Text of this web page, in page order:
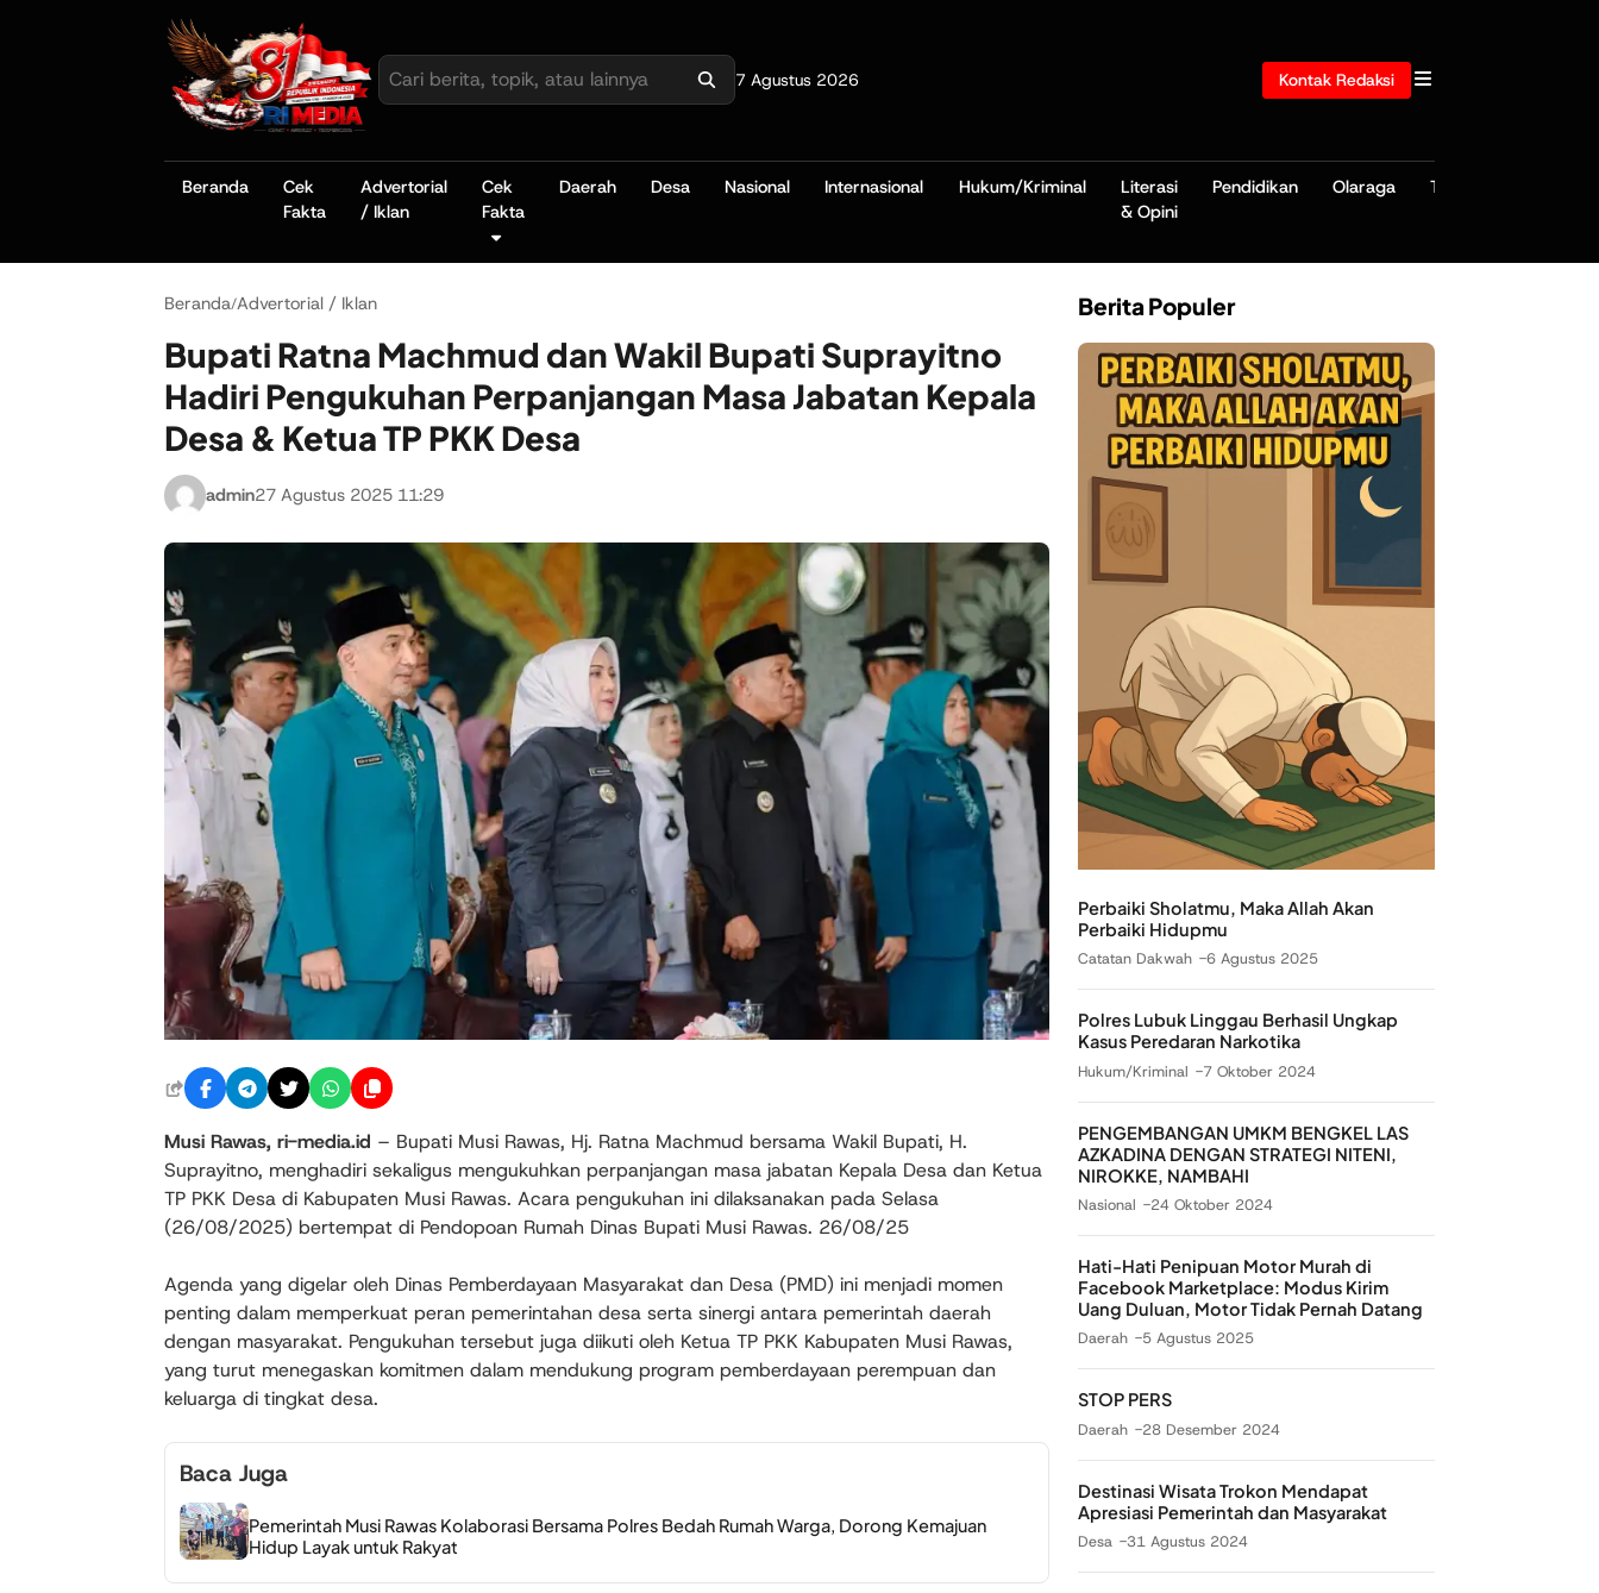
7 Agustus 2026 Kontak Redaksi
Beranda
Cek
Fakta
Advertorial
/ Iklan
Cek
Fakta
Daerah Desa Nasional Internasional Hukum/Kriminal
Literasi
& Opini
Pendidikan Olaraga TNI/POLRI
Beranda/Advertorial / Iklan
Bupati Ratna Machmud dan Wakil Bupati Suprayitno
Hadiri Pengukuhan Perpanjangan Masa Jabatan Kepala
Desa & Ketua TP PKK Desa
admin27 Agustus 2025 11:29
Musi Rawas, ri-media.id – Bupati Musi Rawas, Hj. Ratna Machmud bersama Wakil Bupati, H.
Suprayitno, menghadiri sekaligus mengukuhkan perpanjangan masa jabatan Kepala Desa dan Ketua
TP PKK Desa di Kabupaten Musi Rawas. Acara pengukuhan ini dilaksanakan pada Selasa
(26/08/2025) bertempat di Pendopoan Rumah Dinas Bupati Musi Rawas. 26/08/25
Agenda yang digelar oleh Dinas Pemberdayaan Masyarakat dan Desa (PMD) ini menjadi momen
penting dalam memperkuat peran pemerintahan desa serta sinergi antara pemerintah daerah
dengan masyarakat. Pengukuhan tersebut juga diikuti oleh Ketua TP PKK Kabupaten Musi Rawas,
yang turut menegaskan komitmen dalam mendukung program pemberdayaan perempuan dan
keluarga di tingkat desa.
Baca Juga
Pemerintah Musi Rawas Kolaborasi Bersama Polres Bedah Rumah Warga, Dorong Kemajuan
Hidup Layak untuk Rakyat
Berita Populer
Perbaiki Sholatmu, Maka Allah Akan
Perbaiki Hidupmu
Catatan Dakwah 6 Agustus 2025
Polres Lubuk Linggau Berhasil Ungkap
Kasus Peredaran Narkotika
Hukum/Kriminal 7 Oktober 2024
PENGEMBANGAN UMKM BENGKEL LAS
AZKADINA DENGAN STRATEGI NITENI,
NIROKKE, NAMBAHI
Nasional 24 Oktober 2024
Hati-Hati Penipuan Motor Murah di
Facebook Marketplace: Modus Kirim
Uang Duluan, Motor Tidak Pernah Datang
Daerah 5 Agustus 2025
STOP PERS
Daerah 28 Desember 2024
Destinasi Wisata Trokon Mendapat
Apresiasi Pemerintah dan Masyarakat
Desa 31 Agustus 2024